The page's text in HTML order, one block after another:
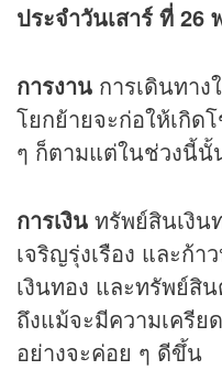
ประจำวันเสาร์ ที่ 26
การงาน การเดินทาง
โยกย้ายจะก่อให้เกิด
ๆ ก็ตามแต่ในช่วงนี้
การเงิน ทรัพย์สินเงิน
เจริญรุ่งเรือง และก้า
เงินทอง และทรัพย์สิ
ถึงแม้จะมีความเครีย
อย่างจะค่อย ๆ ดีขึ้น